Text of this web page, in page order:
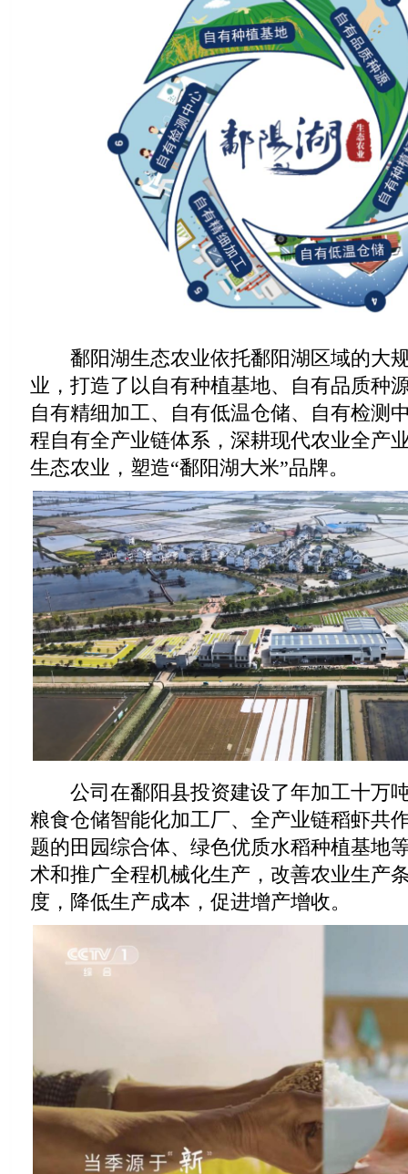
鄱阳湖生态农业依托鄱阳湖区域的大
业，打造了以自有种植基地、自有品质种
自有精细加工、自有低温仓储、自有检测
程自有全产业链体系，深耕现代农业全产
生态农业，塑造“鄱阳湖大米”品牌。
公司在鄱阳县投资建设了年加工十万
粮食仓储智能化加工厂、全产业链稻虾共
题的田园综合体、绿色优质水稻种植基地
术和推广全程机械化生产，改善农业生产
度，降低生产成本，促进增产增收。